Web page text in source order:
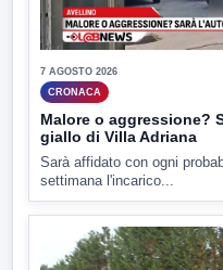
7 AGOSTO 2026
CRONACA
Malore o aggressione?
giallo di Villa Adriana
Sarà affidato con ogni
settimana l'incarico...